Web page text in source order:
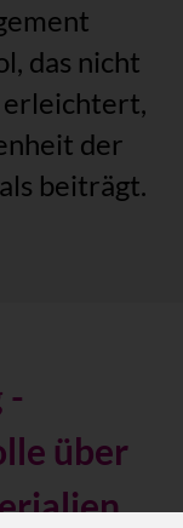
das nicht
erleichtert,
der
beiträgt.
-
über